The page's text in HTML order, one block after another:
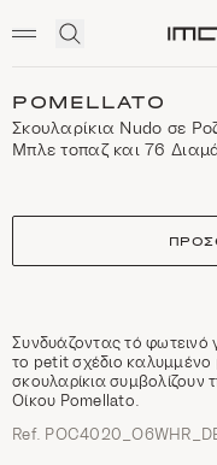
Click
search
POMELLATO
Σκουλαρίκια Nudo σε
Mπλε τοπαζ και 76
size
Συνδυάζοντας τό φωτεινό
το petit σχέδιο καλυμμένο
σκουλαρίκια
Οίκου Pomellato.
Ref.